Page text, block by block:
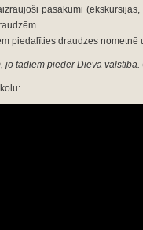
pasākumi
piedalīties draudzes
jo tādiem pieder Dieva valstība.